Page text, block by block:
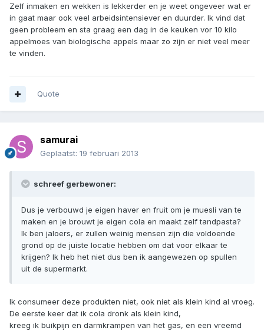
Zelf inmaken en wekken is lekkerder en je weet ongeveer wat er
in gaat maar ook veel arbeidsintensiever en duurder. Ik vind dat
geen probleem en sta graag een dag in de keuken vor 10 kilo
appelmoes van biologische appels maar zo zijn er niet veel meer
te vinden.
Quote
samurai
Geplaatst: 19 februari 2013
schreef gerbewoner:
Dus je verbouwd je eigen haver en fruit om je muesli van te
maken en je brouwt je eigen cola en maakt zelf tandpasta?
Ik ben jaloers, er zullen weinig mensen zijn die voldoende
grond op de juiste locatie hebben om dat voor elkaar te
krijgen? Ik heb het niet dus ben ik aangewezen op spullen
uit de supermarkt.
Ik consumeer deze produkten niet, ook niet als klein kind al vroeg.
De eerste keer dat ik cola dronk als klein kind,
kreeg ik buikpijn en darmkrampen van het gas, en een vreemd